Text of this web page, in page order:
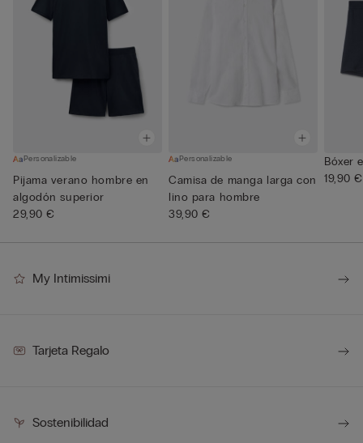
Personalizable
Pijama verano hombre en
algodón superior
29,90 €
Personalizable
Camisa de manga larga con
lino para hombre
39,90 €
Bóxer
19,90 €
My Intimissimi
Tarjeta Regalo
Sostenibilidad